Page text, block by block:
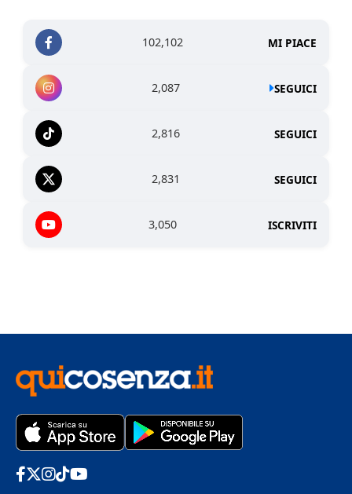
102,102 MI PIACE
2,087 SEGUICI
2,816 SEGUICI
2,831 SEGUICI
3,050 ISCRIVITI